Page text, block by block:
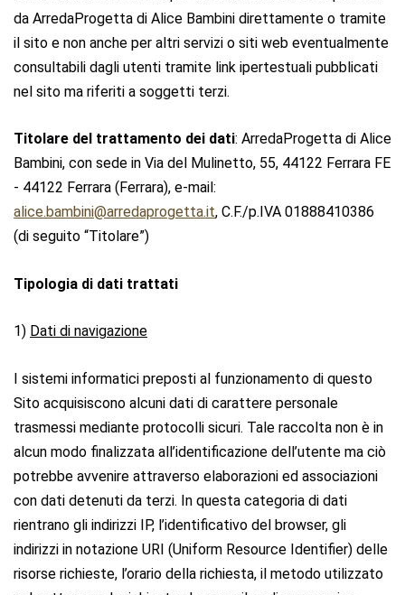
da ArredaProgetta di Alice Bambini direttamente o tramite
il sito e non anche per altri servizi o siti web eventualmente
consultabili dagli utenti tramite link ipertestuali pubblicati
nel sito ma riferiti a soggetti terzi.
Titolare del trattamento dei dati: ArredaProgetta di Alice
Bambini, con sede in Via del Mulinetto, 55, 44122 Ferrara FE
- 44122 Ferrara (Ferrara), e-mail:
alice.bambini@arredaprogetta.it, C.F./p.IVA 01888410386
(di seguito “Titolare”)
Tipologia di dati trattati
1) Dati di navigazione
I sistemi informatici preposti al funzionamento di questo
Sito acquisiscono alcuni dati di carattere personale
trasmessi mediante protocolli sicuri. Tale raccolta non è in
alcun modo finalizzata all’identificazione dell’utente ma ciò
potrebbe avvenire attraverso elaborazioni ed associazioni
con dati detenuti da terzi. In questa categoria di dati
rientrano gli indirizzi IP, l’identificativo del browser, gli
indirizzi in notazione URI (Uniform Resource Identifier) delle
risorse richieste, l’orario della richiesta, il metodo utilizzato